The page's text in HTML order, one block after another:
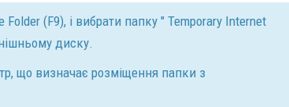
(F9), і вибрати папку " Temporary Internet
диску.
що визначає розміщення папки з